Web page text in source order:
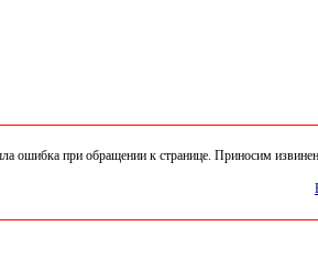
ошибка при обращении к странице. Приносим